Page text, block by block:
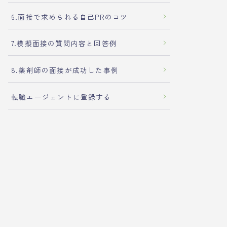
6.面接で求められる自己PRのコツ
7.模擬面接の質問内容と回答例
8.薬剤師の面接が成功した事例
転職エージェントに登録する